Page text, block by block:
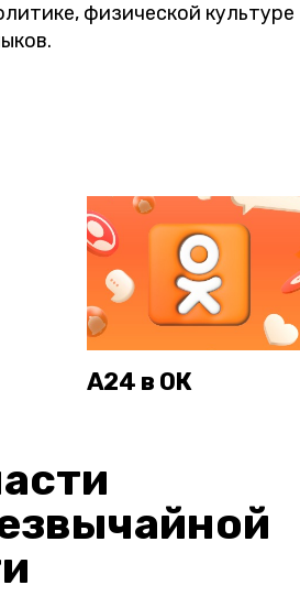
физической культуре
А24 в ОК